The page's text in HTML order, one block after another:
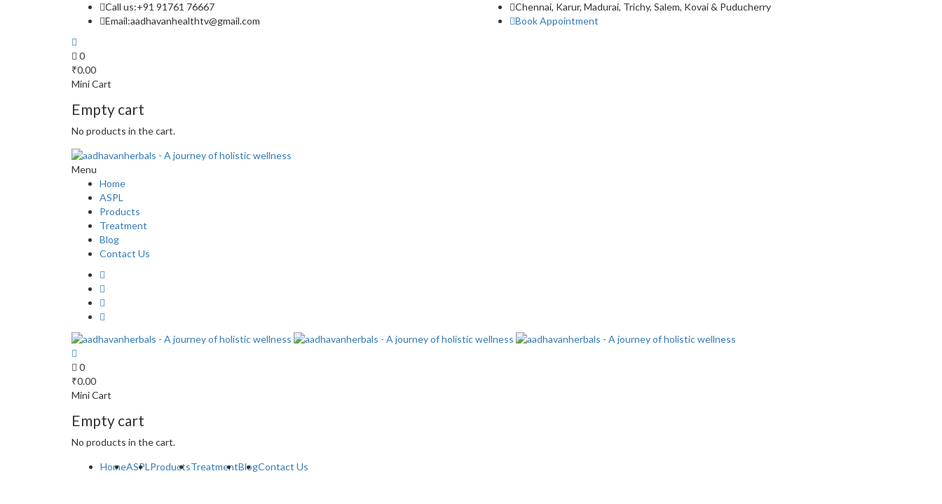
Call us:+91 91761 76667
Email:aadhavanhealthtv@gmail.com
Chennai, Karur, Madurai, Trichy, Salem, Kovai & Puducherry
Book Appointment
0
₹0.00
Mini Cart
Empty cart
No products in the cart.
Menu
Home
ASPL
Products
Treatment
Blog
Contact Us
0
₹0.00
Mini Cart
Empty cart
No products in the cart.
HomeASPL ProductsTreatmentBlogContact Us